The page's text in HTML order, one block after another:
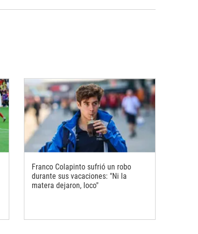
Franco Colapinto sufrió un robo
durante sus vacaciones: "Ni la
matera dejaron, loco"